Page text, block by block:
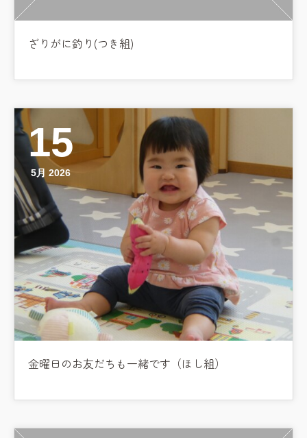
ざりがに釣り(つき組)
15
5月 2026
金曜日のお友だちも一緒です（ほし組）